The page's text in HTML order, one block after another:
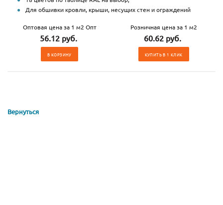
Для обшивки кровли, крыши, несущих стен и ограждений
Оптовая цена за 1 м2 Опт
56.12 руб.
В КОРЗИНУ
Розничная цена за 1 м2
60.62 руб.
КУПИТЬ В 1 КЛИК
Вернуться